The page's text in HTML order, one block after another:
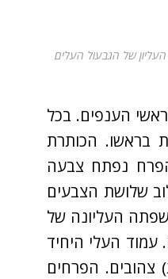
2 עד 3 ס"מ, חסרי פטוטרות. בחלקו העליון של הגבעול העלים
הענפים. בכל
מאוחה בבסיסו ובעל 5 אונות קצרות בראשו. הכותרת
כאשר הפרח נפתח צבעה
שלושת הצבעים
שפתה העליונה של
העלי היחיד
צהובים. הפרחים